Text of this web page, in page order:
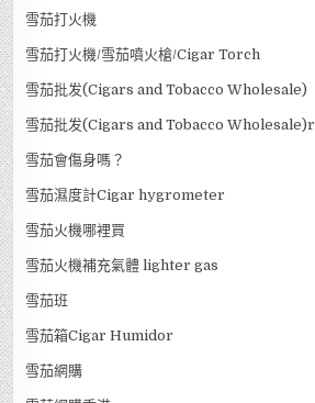
雪茄打火機
雪茄打火機/雪茄噴火槍/Cigar Torch
雪茄批发(Cigars and Tobacco Wholesale)
雪茄批发(Cigars and Tobacco Wholesale)r
雪茄會傷身嗎？
雪茄濕度計Cigar hygrometer
雪茄火機哪裡買
雪茄火機補充氣體 lighter gas
雪茄班
雪茄箱Cigar Humidor
雪茄網購